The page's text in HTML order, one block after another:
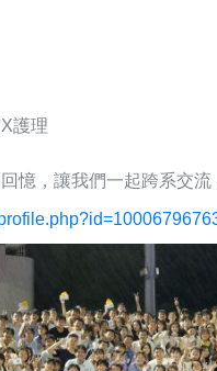
護理
憶，讓我們一起跨系交流